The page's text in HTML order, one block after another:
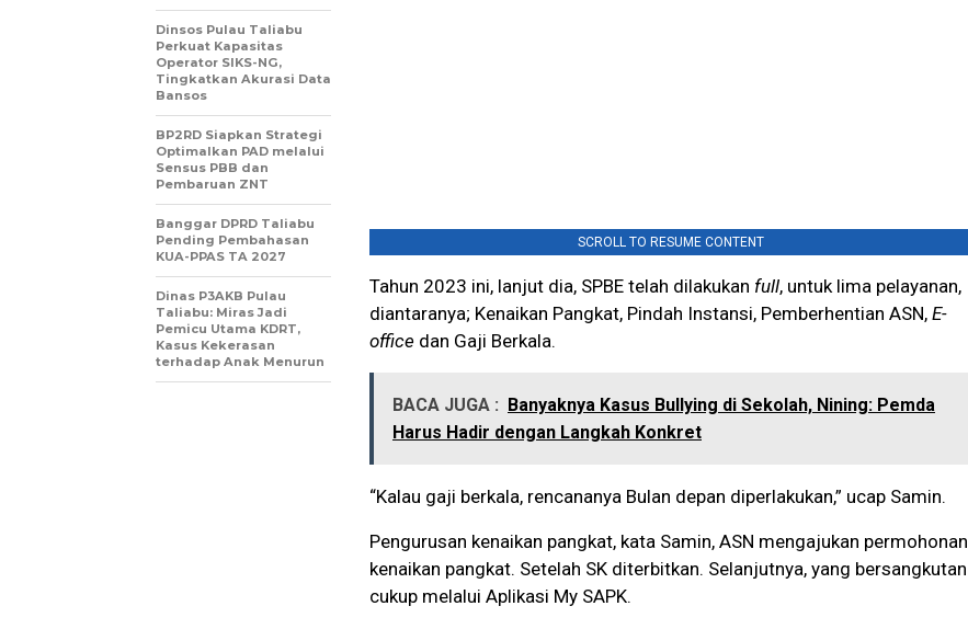
SCROLL TO RESUME CONTENT
Tahun 2023 ini, lanjut dia, SPBE telah dilakukan full, untuk lima pelayanan,
diantaranya; Kenaikan Pangkat, Pindah Instansi, Pemberhentian ASN, E-
office dan Gaji Berkala.
BACA JUGA : Banyaknya Kasus Bullying di Sekolah, Nining: Pemda
Harus Hadir dengan Langkah Konkret
“Kalau gaji berkala, rencananya Bulan depan diperlakukan,” ucap Samin.
Pengurusan kenaikan pangkat, kata Samin, ASN mengajukan permohonan
kenaikan pangkat. Setelah SK diterbitkan. Selanjutnya, yang bersangkutan
cukup melalui Aplikasi My SAPK.
Dinsos Pulau Taliabu
Perkuat Kapasitas
Operator SIKS-NG,
Tingkatkan Akurasi Data
Bansos
BP2RD Siapkan Strategi
Optimalkan PAD melalui
Sensus PBB dan
Pembaruan ZNT
Banggar DPRD Taliabu
Pending Pembahasan
KUA-PPAS TA 2027
Dinas P3AKB Pulau
Taliabu: Miras Jadi
Pemicu Utama KDRT,
Kasus Kekerasan
terhadap Anak Menurun